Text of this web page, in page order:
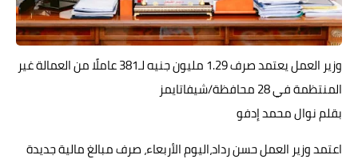
حوادث وقضايا
خدمات
الصحه والجمال
مقالات
وزير العمل يعتمد صرف 1.29 مليون جنيه لـ381 عاملًا من العمالة غير
المنتظمة في 28 محافظة/شيفاتايمز
بقلم نوال محمد إدفو
اعتمد وزير العمل حسن رداد،اليوم الأربعاء، صرف مبالغ مالية جديدة